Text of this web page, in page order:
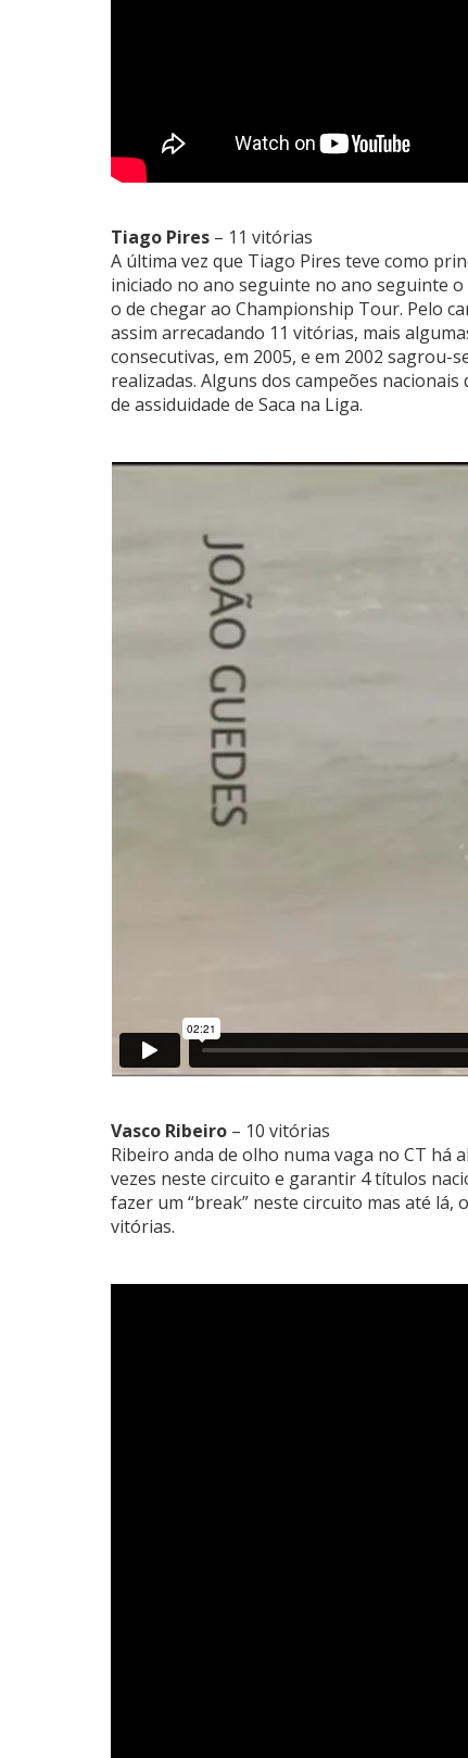
Tiago Pires – 11 vitórias
A última vez que Tiago Pires teve como
iniciado no ano seguinte no ano seguinte
o de chegar ao Championship Tour. Pelo
assim arrecadando 11 vitórias, mais
consecutivas, em 2005, e em 2002 sagrou-
realizadas. Alguns dos campeões
de assiduidade de Saca na Liga.
Vasco Ribeiro – 10 vitórias
Ribeiro anda de olho numa vaga no CT há
vezes neste circuito e garantir 4 títulos
fazer um “break” neste circuito mas até lá,
vitórias.